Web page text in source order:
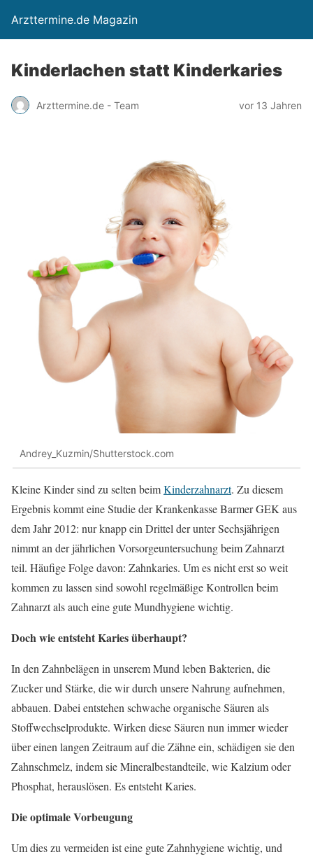
Arzttermine.de Magazin
Kinderlachen statt Kinderkaries
Arzttermine.de - Team vor 13 Jahren
Andrey_Kuzmin/Shutterstock.com
Kleine Kinder sind zu selten beimKinderzahnarzt. Zu diesem
Ergebnis kommt eine Studie der Krankenkasse Barmer GEK aus
dem Jahr 2012: nur knapp ein Drittel der unter Sechsjährigen
nimmt an der jährlichen Vorsorgeuntersuchung beim Zahnarzt
teil. Häufige Folge davon: Zahnkaries. Um es nicht erst so weit
kommen zu lassen sind sowohl regelmäßige Kontrollen beim
Zahnarzt als auch eine gute Mundhygiene wichtig.
Doch wie entsteht Karies überhaupt?
In den Zahnbelägen in unserem Mund leben Bakterien, die
Zucker und Stärke, die wir durch unsere Nahrung aufnehmen,
abbauen. Dabei entstehen schwache organische Säuren als
Stoffwechselprodukte. Wirken diese Säuren nun immer wieder
über einen langen Zeitraum auf die Zähne ein, schädigen sie den
Zahnschmelz, indem sie Mineralbestandteile, wie Kalzium oder
Phosphat, herauslösen. Es entsteht Karies.
Die optimale Vorbeugung
Um dies zu vermeiden ist eine gute Zahnhygiene wichtig, und